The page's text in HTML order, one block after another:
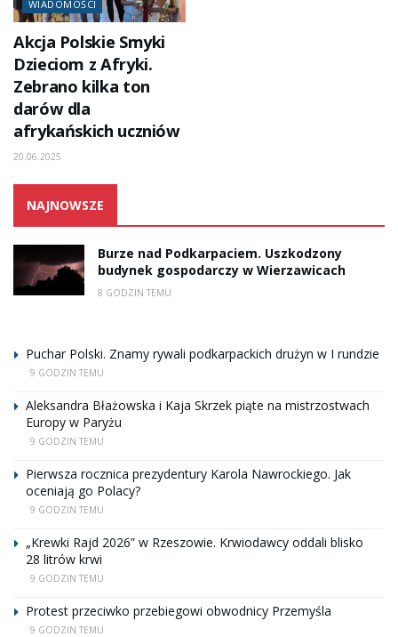
WIADOMOŚCI
Akcja Polskie Smyki
Dzieciom z Afryki.
Zebrano kilka ton
darów dla
afrykańskich uczniów
20.06.2025
NAJNOWSZE
Burze nad Podkarpaciem. Uszkodzony
budynek gospodarczy w Wierzawicach
8 GODZIN TEMU
Puchar Polski. Znamy rywali podkarpackich drużyn w I rundzie
9 GODZIN TEMU
Aleksandra Błażowska i Kaja Skrzek piąte na mistrzostwach
Europy w Paryżu
9 GODZIN TEMU
Pierwsza rocznica prezydentury Karola Nawrockiego. Jak
oceniają go Polacy?
9 GODZIN TEMU
„Krewki Rajd 2026” w Rzeszowie. Krwiodawcy oddali blisko
28 litrów krwi
9 GODZIN TEMU
Protest przeciwko przebiegowi obwodnicy Przemyśla
9 GODZIN TEMU